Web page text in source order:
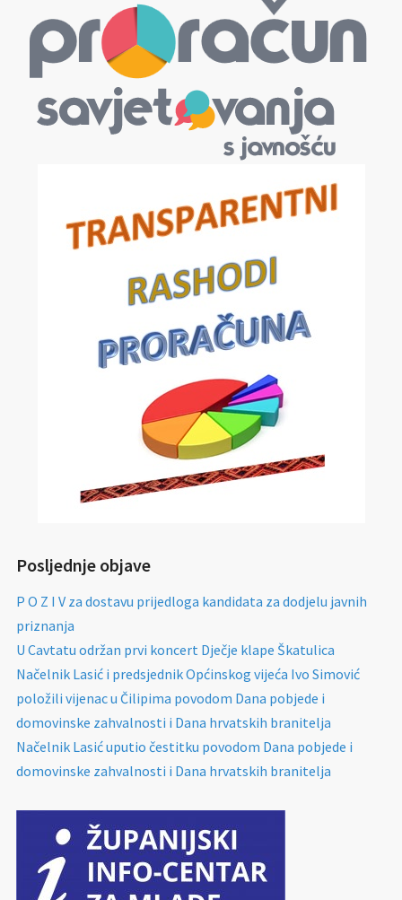
Posljednje objave
P O Z I V za dostavu prijedloga kandidata za dodjelu javnih
priznanja
U Cavtatu održan prvi koncert Dječje klape Škatulica
Načelnik Lasić i predsjednik Općinskog vijeća Ivo Simović
položili vijenac u Čilipima povodom Dana pobjede i
domovinske zahvalnosti i Dana hrvatskih branitelja
Načelnik Lasić uputio čestitku povodom Dana pobjede i
domovinske zahvalnosti i Dana hrvatskih branitelja